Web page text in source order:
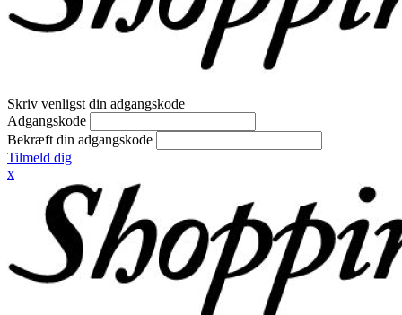
Skriv venligst din adgangskode
Adgangskode
Bekræft din adgangskode
Tilmeld dig
x